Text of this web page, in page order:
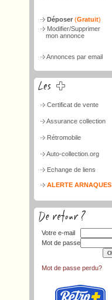
Déposer (Gratuit)
Modifier/Supprimer
mon annonce
Annonces par email
Certificat de vente
Assurance collection
Rétromobile
Auto-collection.org
Echange de liens
ALERTE ARNAQUES
Votre e-mail
Mot de passe
Mot de passe perdu?